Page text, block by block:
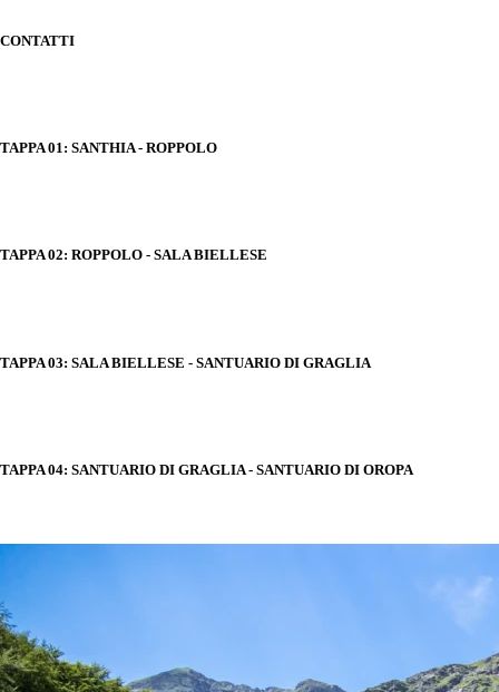
CONTATTI
TAPPA 01: SANTHIA - ROPPOLO
TAPPA 02: ROPPOLO - SALA BIELLESE
TAPPA 03: SALA BIELLESE - SANTUARIO DI GRAGLIA
TAPPA 04: SANTUARIO DI GRAGLIA - SANTUARIO DI OROPA